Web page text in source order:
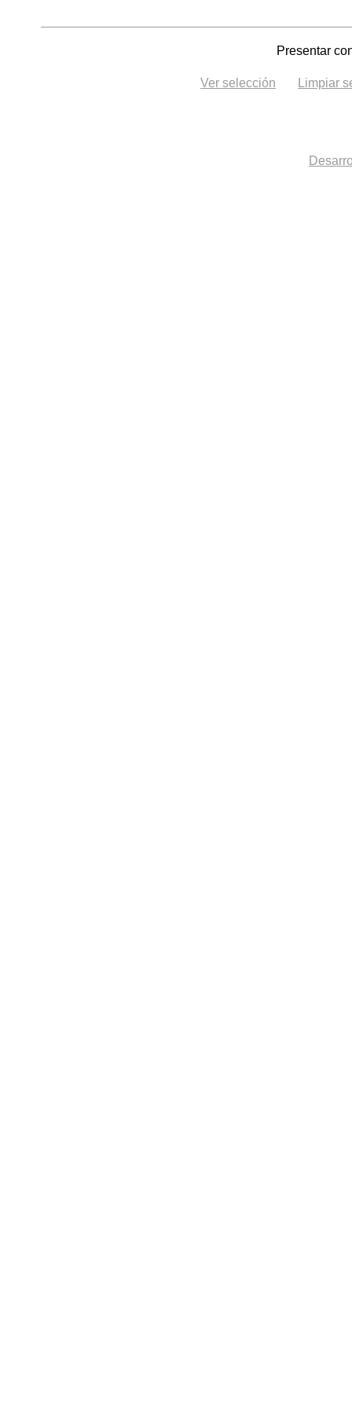
Presentar
Ver selección Limpiar